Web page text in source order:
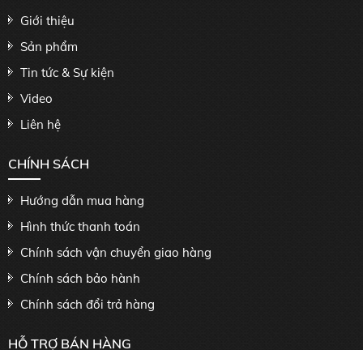
Giới thiệu
Sản phẩm
Tin tức & Sự kiện
Video
Liên hệ
CHÍNH SÁCH
Hướng dẫn mua hàng
Hình thức thanh toán
Chính sách vận chuyển giao hàng
Chính sách bảo hành
Chính sách đổi trả hàng
HỖ TRỢ BÁN HÀNG